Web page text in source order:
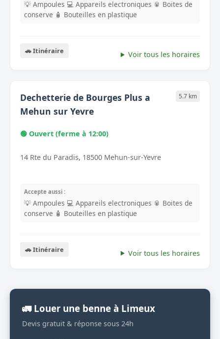
💡 Ampoules 💻 Appareils electroniques 🥫 Boites de
conserve 🧴 Bouteilles en plastique
🚗 Itinéraire Voir tous les horaires
Dechetterie de Bourges Plus a
Mehun sur Yevre
5.7 km
🟢 Ouvert (ferme à 12:00)
14 Rte du Paradis, 18500 Mehun-sur-Yevre
Accepte aussi :
💡 Ampoules 💻 Appareils electroniques 🥫 Boites de
conserve 🧴 Bouteilles en plastique
🚗 Itinéraire Voir tous les horaires
🚛 Louer une benne à Limeux
Devis gratuit & réponse sous 24h